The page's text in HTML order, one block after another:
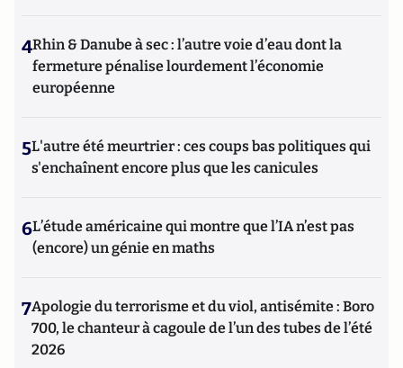
4Rhin & Danube à sec : l’autre voie d’eau dont la
fermeture pénalise lourdement l’économie
européenne
5L'autre été meurtrier : ces coups bas politiques qui
s'enchaînent encore plus que les canicules
6L’étude américaine qui montre que l’IA n’est pas
(encore) un génie en maths
7Apologie du terrorisme et du viol, antisémite : Boro
700, le chanteur à cagoule de l’un des tubes de l’été
2026